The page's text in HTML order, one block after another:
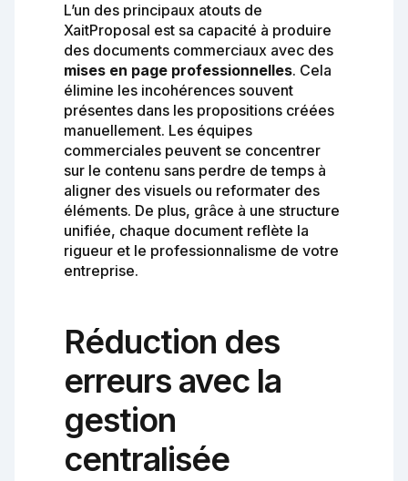
L’un des principaux atouts de
XaitProposal est sa capacité à produire
des documents commerciaux avec des
mises en page professionnelles. Cela
élimine les incohérences souvent
présentes dans les propositions créées
manuellement. Les équipes
commerciales peuvent se concentrer
sur le contenu sans perdre de temps à
aligner des visuels ou reformater des
éléments. De plus, grâce à une structure
unifiée, chaque document reflète la
rigueur et le professionnalisme de votre
entreprise.
Réduction des
erreurs avec la
gestion
centralisée